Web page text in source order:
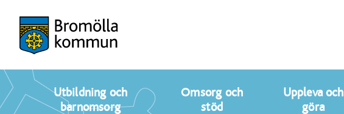
Utbildning och
barnomsorg
Omsorg och
stöd
Uppleva och
göra